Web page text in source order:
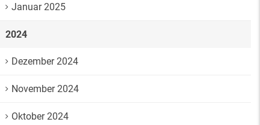
Januar 2025
2024
Dezember 2024
November 2024
Oktober 2024